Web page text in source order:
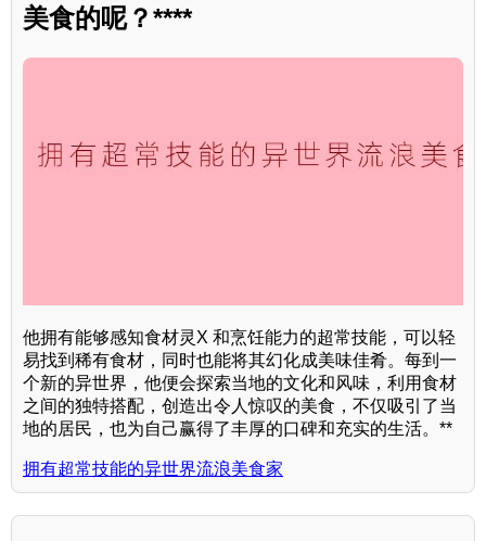
美食的呢？****
他拥有能够感知食材灵X 和烹饪能力的超常技能，可以轻
易找到稀有食材，同时也能将其幻化成美味佳肴。每到一
个新的异世界，他便会探索当地的文化和风味，利用食材
之间的独特搭配，创造出令人惊叹的美食，不仅吸引了当
地的居民，也为自己赢得了丰厚的口碑和充实的生活。**
拥有超常技能的异世界流浪美食家